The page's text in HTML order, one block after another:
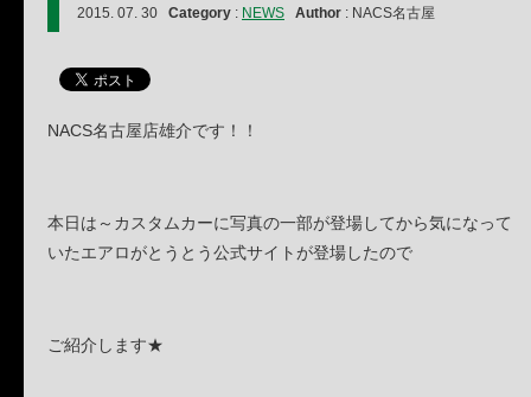
2015. 07. 30 Category : NEWS Author : NACS名古屋
NACS名古屋店雄介です！！
本日は～カスタムカーに写真の一部が登場してから気になって
いたエアロがとうとう公式サイトが登場したので
ご紹介します★